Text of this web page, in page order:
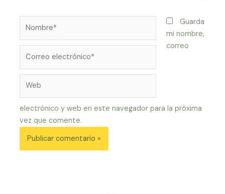
electrónico*
Guarda
mi nombre,
correo
electrónico y web en este navegador para la próxima
vez que comente.